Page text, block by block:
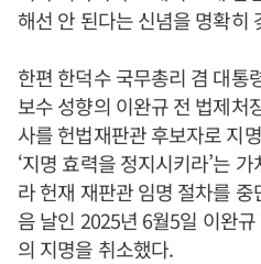
해선 안 된다는 신념을 명확히
한편 한덕수 국무총리 겸 대통
보수 성향의 이완규 전 법제처
사를 헌법재판관 후보자로 지
‘지명 효력을 정지시키라’는
라 헌재 재판관 임명 절차를
음 날인 2025년 6월5일 이완
의 지명을 취소했다.